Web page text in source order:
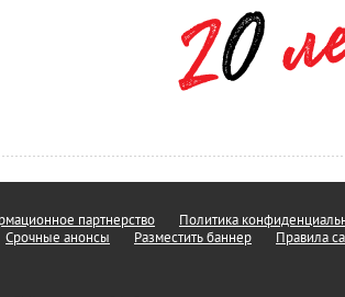
партнерство
Политика
Срочные анонсы Разместить баннер Правила